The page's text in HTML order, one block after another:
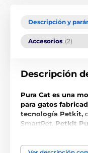
Descripción y
Accesorios (2)
Descripción
Pura Cat es una
para gatos
tecnología Petkit,
SmartPet. Petkit